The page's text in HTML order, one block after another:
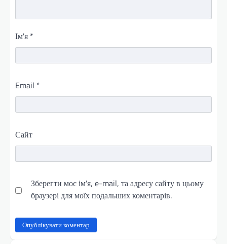
Ім'я *
Email *
Сайт
Зберегти моє ім'я, e-mail, та адресу сайту в цьому
браузері для моїх подальших коментарів.